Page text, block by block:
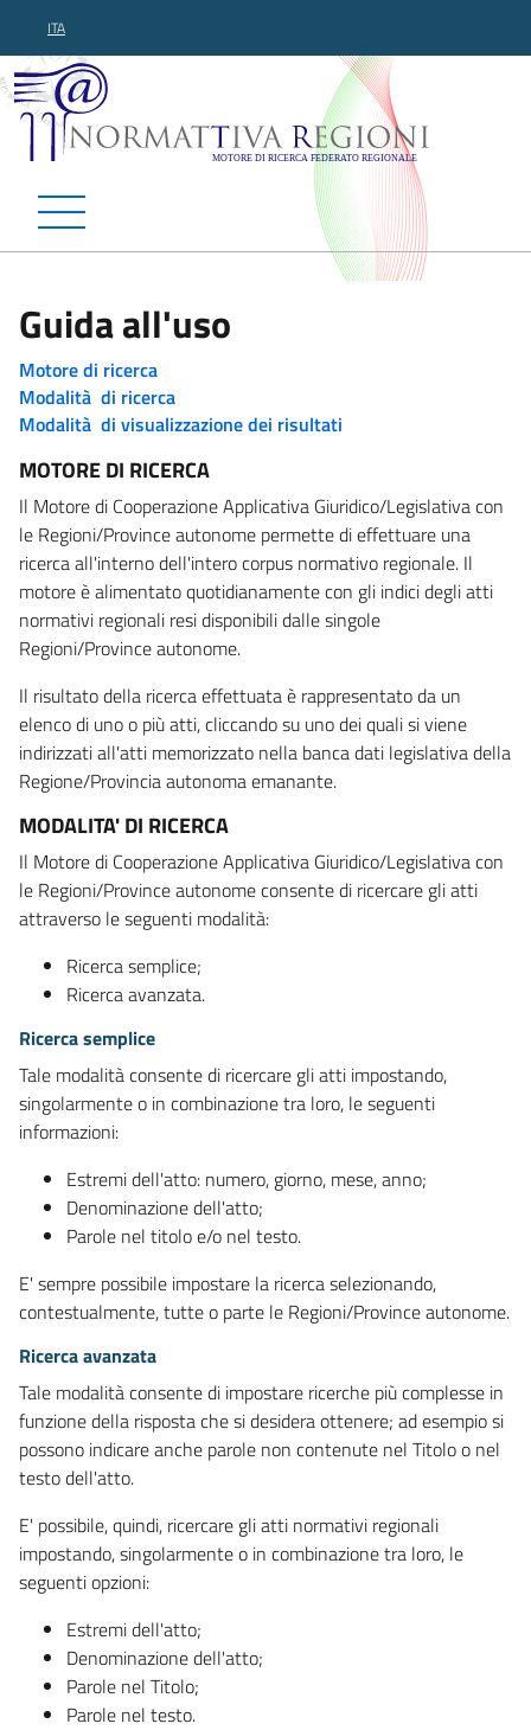
ITA
Normattiva Regioni -
Guida all'uso
Motore di ricerca
Modalità di ricerca
Modalità di visualizzazione dei risultati
MOTORE DI RICERCA
Il Motore di Cooperazione Applicativa Giuridico/Legislativa con
le Regioni/Province autonome permette di effettuare una
ricerca all'interno dell'intero corpus normativo regionale. Il
motore è alimentato quotidianamente con gli indici degli atti
normativi regionali resi disponibili dalle singole
Regioni/Province autonome.
Il risultato della ricerca effettuata è rappresentato da un
elenco di uno o più atti, cliccando su uno dei quali si viene
indirizzati all'atti memorizzato nella banca dati legislativa della
Regione/Provincia autonoma emanante.
MODALITA' DI RICERCA
Il Motore di Cooperazione Applicativa Giuridico/Legislativa con
le Regioni/Province autonome consente di ricercare gli atti
attraverso le seguenti modalità:
Ricerca semplice;
Ricerca avanzata.
Ricerca semplice
Tale modalità consente di ricercare gli atti impostando,
singolarmente o in combinazione tra loro, le seguenti
informazioni:
Estremi dell'atto: numero, giorno, mese, anno;
Denominazione dell'atto;
Parole nel titolo e/o nel testo.
E' sempre possibile impostare la ricerca selezionando,
contestualmente, tutte o parte le Regioni/Province autonome.
Ricerca avanzata
Tale modalità consente di impostare ricerche più complesse in
funzione della risposta che si desidera ottenere; ad esempio si
possono indicare anche parole non contenute nel Titolo o nel
testo dell'atto.
E' possibile, quindi, ricercare gli atti normativi regionali
impostando, singolarmente o in combinazione tra loro, le
seguenti opzioni:
Estremi dell'atto;
Denominazione dell'atto;
Parole nel Titolo;
Parole nel testo.